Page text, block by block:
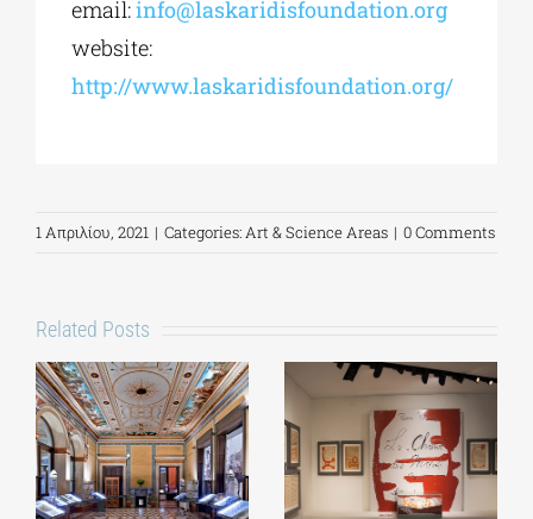
ΕΚΔΗΛΩΣΕΙΣ
email:info@laskaridisfoundation.org
website:
http://www.laskaridisfoundation.org/
1 Απριλίου, 2021 | Categories:Art & Science Areas | 0 Comments
Related Posts